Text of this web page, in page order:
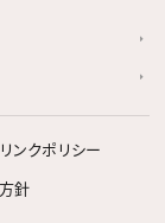
リンクポリシー
針